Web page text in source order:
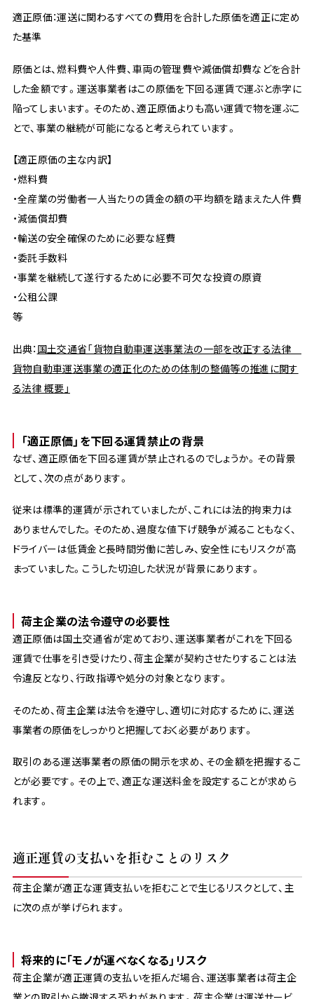
適正原価：運送に関わるすべての費用を合計した原価を適正に定め
た基準
原価とは、燃料費や人件費、車両の管理費や減価償却費などを合計
した金額です。運送事業者はこの原価を下回る運賃で運ぶと赤字に
陥ってしまいます。そのため、適正原価よりも高い運賃で物を運ぶこ
とで、事業の継続が可能になると考えられています。
【適正原価の主な内訳】
・燃料費
・全産業の労働者一人当たりの賃金の額の平均額を踏まえた人件費
・減価償却費
・輸送の安全確保のために必要な経費
・委託手数料
・事業を継続して遂行するために必要不可欠な投資の原資
・公租公課
等
出典： 国土交通省「貨物自動車運送事業法の一部を改正する法律
貨物自動車運送事業の適正化のための体制の整備等の推進に関す
る法律 概要」
「適正原価」を下回る運賃禁止の背景
なぜ、適正原価を下回る運賃が禁止されるのでしょうか。その背景
として、次の点があります。
従来は標準的運賃が示されていましたが、これには法的拘束力は
ありませんでした。そのため、過度な値下げ競争が減ることもなく、
ドライバーは低賃金と長時間労働に苦しみ、安全性にもリスクが高
まっていました。こうした切迫した状況が背景にあります。
荷主企業の法令遵守の必要性
適正原価は国土交通省が定めており、運送事業者がこれを下回る
運賃で仕事を引き受けたり、荷主企業が契約させたりすることは法
令違反となり、行政指導や処分の対象となります。
そのため、荷主企業は法令を遵守し、適切に対応するために、運送
事業者の原価をしっかりと把握しておく必要があります。
取引のある運送事業者の原価の開示を求め、その金額を把握するこ
とが必要です。その上で、適正な運送料金を設定することが求めら
れます。
適正運賃の支払いを拒むことのリスク
荷主企業が適正な運賃支払いを拒むことで生じるリスクとして、主
に次の点が挙げられます。
将来的に「モノが運べなくなる」リスク
荷主企業が適正運賃の支払いを拒んだ場合、運送事業者は荷主企